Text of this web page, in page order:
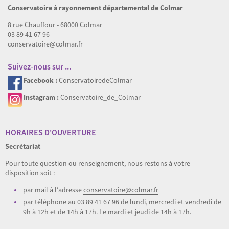
Conservatoire à rayonnement départemental de Colmar
8 rue Chauffour - 68000 Colmar
03 89 41 67 96
conservatoire@colmar.fr
Suivez-nous sur ...
Facebook :ConservatoiredeColmar
Instagram :Conservatoire_de_Colmar
HORAIRES D'OUVERTURE
Secrétariat
Pour toute question ou renseignement, nous restons à votre
disposition soit :
par mail à l'adresseconservatoire@colmar.fr
par téléphone au 03 89 41 67 96 de lundi, mercredi et vendredi de
9h à 12h et de 14h à 17h. Le mardi et jeudi de 14h à 17h.